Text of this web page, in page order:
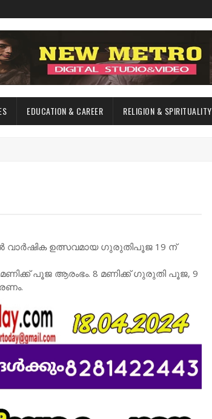
EDUCATION & CAREER RELIGION & SPIRITUALITY
വാർഷിക ഉത്സവമായ ഗുരുതിപൂജ 19 ന്
മണിക്ക് പൂജ ആരംഭം. 8 മണിക്ക് ഗുരുതി പൂജ, 9